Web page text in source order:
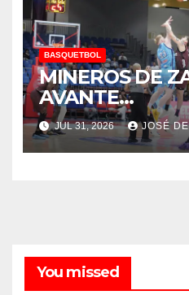
BASQUETBOL
MINEROS DE
AVANTE…
JUL 31, 2026 JOSÉ
You missed